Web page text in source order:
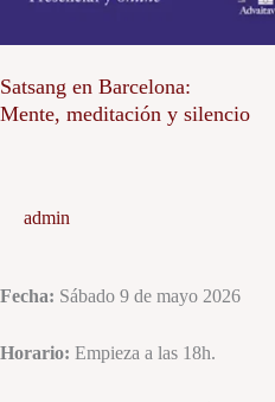
Satsang en Barcelona:
Mente, meditación y silencio
admin
Fecha: Sábado 9 de mayo 2026
Horario: Empieza a las 18h.